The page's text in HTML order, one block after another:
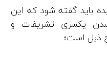
باید گفته شود که این
یکسری تشریفات و
ذیل است؛